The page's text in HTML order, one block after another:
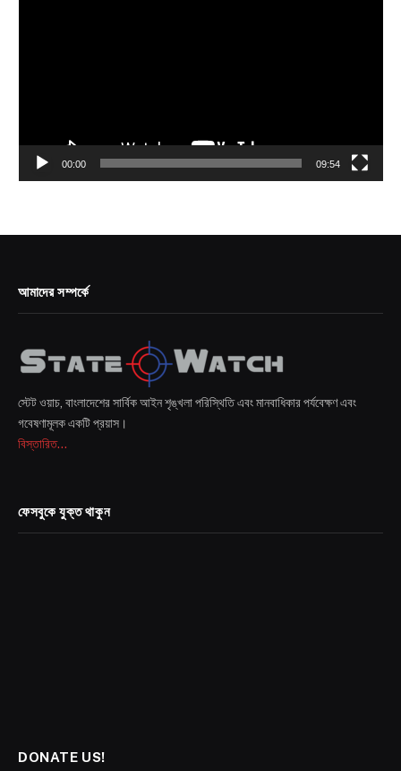
00:00 09:54
আমাদের সম্পর্কে
স্টেট ওয়াচ, বাংলাদেশের সার্বিক আইন শৃঙ্খলা পরিস্থিতি এবং মানবাধিকার পর্যবেক্ষণ এবং
গবেষণামূলক একটি প্রয়াস।
বিস্তারিত...
ফেসবুকে যুক্ত থাকুন
DONATE US!